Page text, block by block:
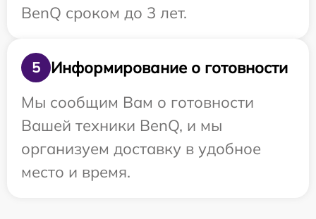
BenQ сроком до 3 лет.
5
Информирование о готовности
Мы сообщим Вам о готовности
Вашей техники BenQ, и мы
организуем доставку в удобное
место и время.